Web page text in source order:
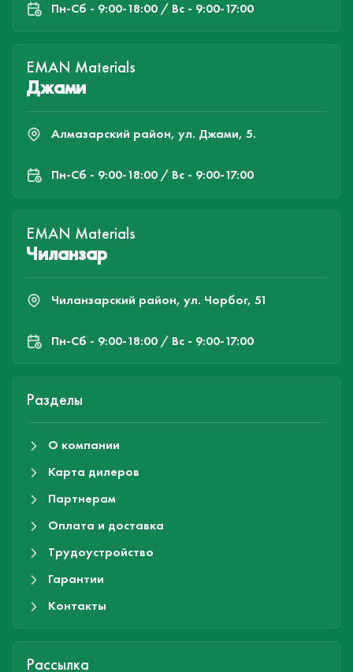
Пн-Cб - 9:00-18:00 / Вс - 9:00-17:00
EMAN Materials
Джами
Алмазарский район, ул. Джами, 5.
Пн-Cб - 9:00-18:00 / Вс - 9:00-17:00
EMAN Materials
Чиланзар
Чиланзарский район, ул. Чорбог, 51
Пн-Cб - 9:00-18:00 / Вс - 9:00-17:00
Разделы
О компании
Карта дилеров
Партнерам
Оплата и доставка
Трудоустройство
Гарантии
Контакты
Рассылка